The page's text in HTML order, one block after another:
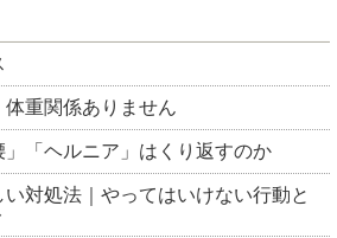
重関係ありません
」「ヘルニア」はくり返すのか
対処法｜やってはいけない行動と